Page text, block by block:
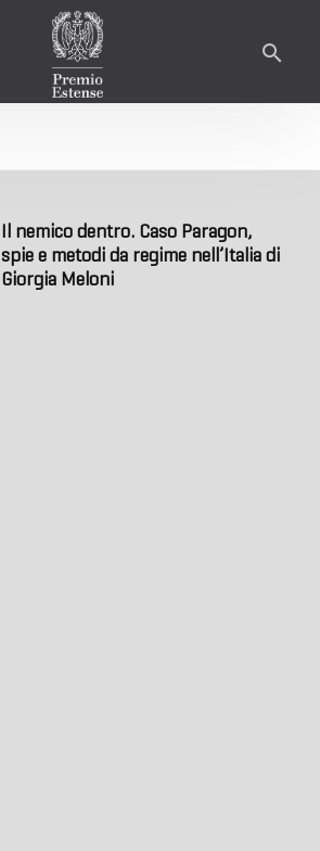
Il nemico dentro. Caso Paragon,
spie e metodi da regime nell’Italia di
Giorgia Meloni